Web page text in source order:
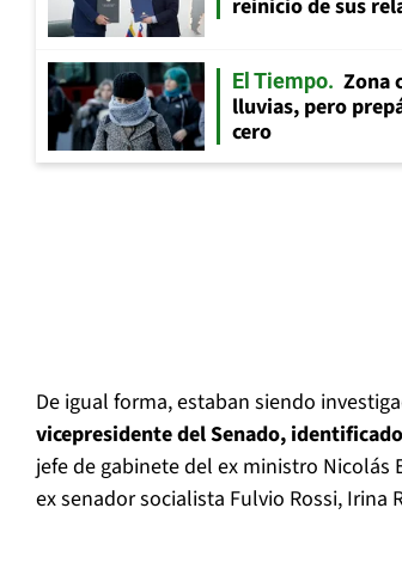
reinicio de sus
El Tiempo
Zona
lluvias, pero
cero
De igual forma, estaban siendo
vicepresidente del Senado,
jefe de gabinete del ex ministro Nicolás
ex senador socialista Fulvio Rossi, Irina